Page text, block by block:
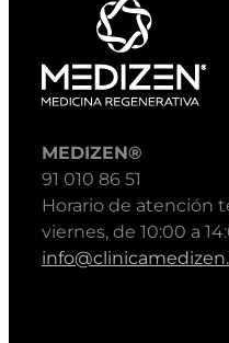
MEDIZEN®
91 010 86 51
Horario de atención
viernes, de 10:00 a